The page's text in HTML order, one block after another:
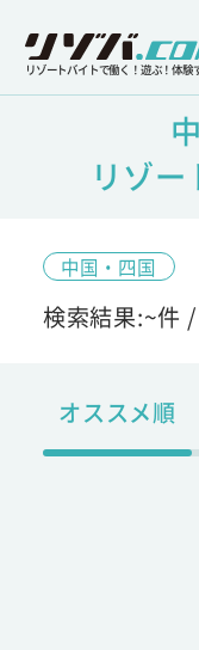
リゾートバイトで働く！遊ぶ！体験
リゾ
中国・四国
検索結果:~件
オススメ順